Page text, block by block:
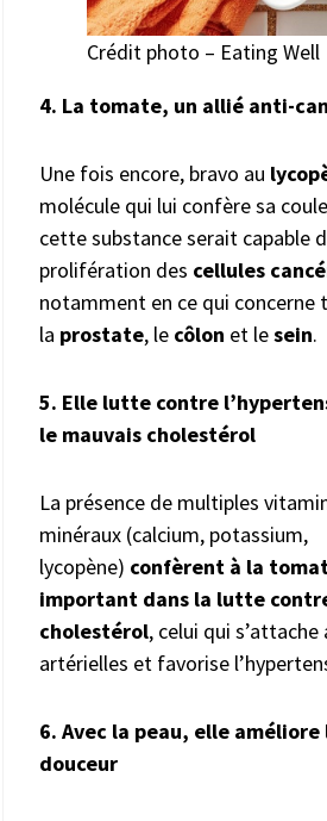
Crédit photo – Eating Well
4. La tomate, un allié anti-
Une fois encore, bravo au
molécule qui lui confère sa
cette substance serait capable
prolifération des cellules
notamment en ce qui concerne
la prostate, le côlon et lesein.
5. Elle lutte contre
le mauvais cholestérol
La présence de multiples
minéraux (calcium, potassium,
lycopène) confèrent à la
important dans la lutte
cholestérol, celui qui s’attache
artérielles et favorise
6. Avec la peau, elle
douceur